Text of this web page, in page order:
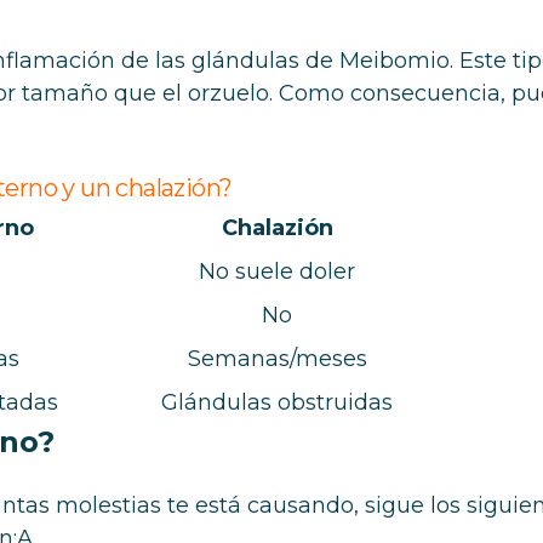
de las glándulas de Meibomio. Este
tamaño que el orzuelo. Como consecuencia,
y un chalazión?
Chalazión
No suele doler
No
Semanas/meses
Glándulas obstruidas
molestias te está causando, sigue los